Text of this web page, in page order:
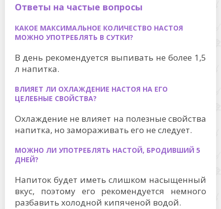
Ответы на частые вопросы
КАКОЕ МАКСИМАЛЬНОЕ КОЛИЧЕСТВО НАСТОЯ
МОЖНО УПОТРЕБЛЯТЬ В СУТКИ?
В день рекомендуется выпивать не более 1,5
л напитка.
ВЛИЯЕТ ЛИ ОХЛАЖДЕНИЕ НАСТОЯ НА ЕГО
ЦЕЛЕБНЫЕ СВОЙСТВА?
Охлаждение не влияет на полезные свойства
напитка, но замораживать его не следует.
МОЖНО ЛИ УПОТРЕБЛЯТЬ НАСТОЙ, БРОДИВШИЙ 5
ДНЕЙ?
Напиток будет иметь слишком насыщенный
вкус, поэтому его рекомендуется немного
разбавить холодной кипяченой водой.